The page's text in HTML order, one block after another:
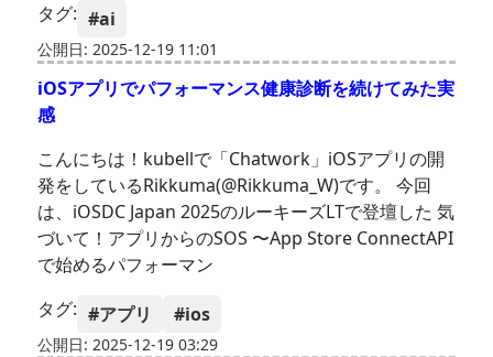
タグ: #ai
公開日: 2025-12-19 11:01
iOSアプリでパフォーマンス健康診断を続けてみた実
感
こんにちは！kubellで「Chatwork」iOSアプリの開
発をしているRikkuma(@Rikkuma_W)です。 今回
は、iOSDC Japan 2025のルーキーズLTで登壇した 気
づいて！アプリからのSOS 〜App Store ConnectAPI
で始めるパフォーマン
タグ: #アプリ #ios
公開日: 2025-12-19 03:29